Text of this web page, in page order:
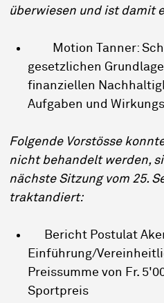
überwiesen und ist damit
Motion Tanner:
gesetzlichen
finanziellen
Aufgaben und
Folgende Vorstösse
nicht behandelt werden,
nächste Sitzung vom 25.
traktandiert:
Bericht Postulat
Einführung/
Preissumme von Fr.
Sportpreis